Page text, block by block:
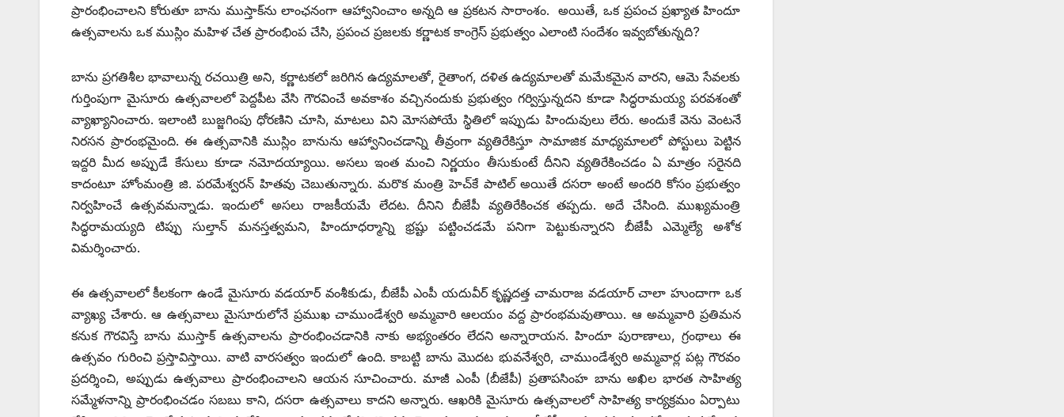
ప్రారంభించాలని కోరుతూ బాను ముస్తాక్‌ను లాంఛనంగా ఆహ్వానించాం అన్నది ఆ ప్రకటన సారాంశం. అయితే, ఒక ప్రపంచ ప్రఖ్యాత హిందూ
ఉత్సవాలను ఒక ముస్లిం మహిళ చేత ప్రారంభింప చేసి, ప్రపంచ ప్రజలకు కర్ణాటక కాంగ్రెస్‌ ‌ప్రభుత్వం ఎలాంటి సందేశం ఇవ్వబోతున్నది?
బాను ప్రగతిశీల భావాలున్న రచయిత్రి అని, కర్ణాటకలో జరిగిన ఉద్యమాలతో, రైతాంగ, దళిత ఉద్యమాలతో మమేకమైన వారని, ఆమె సేవలకు
గుర్తింపుగా మైసూరు ఉత్సవాలలో పెద్దపీట వేసి గౌరవించే అవకాశం వచ్చినందుకు ప్రభుత్వం గర్విస్తున్నదని కూడా సిద్ధరామయ్య పరవశంతో
వ్యాఖ్యానించారు. ఇలాంటి బుజ్జగింపు ధోరణిని చూసి, మాటలు విని మోసపోయే స్థితిలో ఇప్పుడు హిందువులు లేరు. అందుకే వెను వెంటనే
నిరసన ప్రారంభమైంది. ఈ ఉత్సవానికి ముస్లిం బానును ఆహ్వానించడాన్ని తీవ్రంగా వ్యతిరేకిస్తూ సామాజిక మాధ్యమాలలో పోస్టులు పెట్టిన
ఇద్దరి మీద అప్పుడే కేసులు కూడా నమోదయ్యాయి. అసలు ఇంత మంచి నిర్ణయం తీసుకుంటే దీనిని వ్యతిరేకించడం ఏ మాత్రం సరైనది
కాదంటూ హోంమంత్రి జి. పరమేశ్వరన్‌ ‌హితవు చెబుతున్నారు. మరొక మంత్రి హెచ్‌కే పాటిల్‌ అయితే దసరా అంటే అందరి కోసం ప్రభుత్వం
నిర్వహించే ఉత్సవమన్నాడు. ఇందులో అసలు రాజకీయమే లేదట. దీనిని బీజేపీ వ్యతిరేకించక తప్పదు. అదే చేసింది. ముఖ్యమంత్రి
సిద్ధరామయ్యది టిప్పు సుల్తాన్‌ ‌మనస్తత్వమని, హిందూధర్మాన్ని భ్రష్టు పట్టించడమే పనిగా పెట్టుకున్నారని బీజేపీ ఎమ్మెల్యే అశోక
విమర్శించారు.
ఈ ఉత్సవాలలో కీలకంగా ఉండే మైసూరు వడయార్‌ ‌వంశీకుడు, బీజేపీ ఎంపీ యదువీర్‌ ‌కృష్ణదత్త చామరాజ వడయార్‌ ‌చాలా హుందాగా ఒక
వ్యాఖ్య చేశారు. ఆ ఉత్సవాలు మైసూరులోనే ప్రముఖ చాముండేశ్వరి అమ్మవారి ఆలయం వద్ద ప్రారంభమవుతాయి. ఆ అమ్మవారి ప్రతిమన
కనుక గౌరవిస్తే బాను ముస్తాక్‌ ఉత్సవాలను ప్రారంభించడానికి నాకు అభ్యంతరం లేదని అన్నారాయన. హిందూ పురాణాలు, గ్రంథాలు ఈ
ఉత్సవం గురించి ప్రస్తావిస్తాయి. వాటి వారసత్వం ఇందులో ఉంది. కాబట్టి బాను మొదట భువనేశ్వరి, చాముండేశ్వరి అమ్మవార్ల పట్ల గౌరవం
ప్రదర్శించి, అప్పుడు ఉత్సవాలు ప్రారంభించాలని ఆయన సూచించారు. మాజీ ఎంపీ (బీజేపీ) ప్రతాపసింహ బాను అఖిల భారత సాహిత్య
సమ్మేళనాన్ని ప్రారంభించడం సబబు కాని, దసరా ఉత్సవాలు కాదని అన్నారు. ఆఖరికి మైసూరు ఉత్సవాలలో సాహిత్య కార్యక్రమం ఏర్పాటు